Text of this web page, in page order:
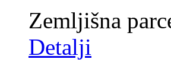
Zemljišna
Detalji